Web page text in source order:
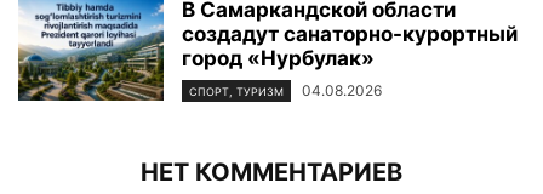
В Самаркандской области
создадут санаторно-курортный
город «Нурбулак»
СПОРТ, ТУРИЗМ 04.08.2026
НЕТ КОММЕНТАРИЕВ